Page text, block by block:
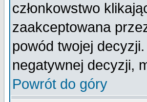
członkowstwo
zaakceptowana
powód twojej
negatywnej decyzji,
Powrót do góry